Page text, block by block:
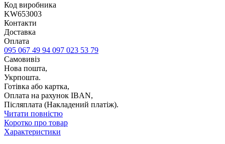
Код виробника
KW653003
Контакти
Доставка
Оплата
095 067 49 94 097 023 53 79
Самовивіз
Нова пошта,
Укрпошта.
Готівка або картка,
Оплата на рахунок IBAN,
Післяплата (Накладений платіж).
Читати повністю
Коротко про товар
Характеристики